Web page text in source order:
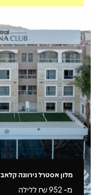
מלון אסטרל נירוונה קלאב
מ- 952₪ ללילה